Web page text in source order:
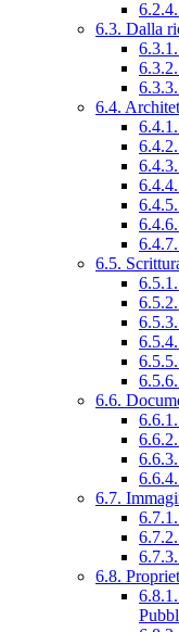
6.3. Dalla
6.4.
6.5.
6.6.
6.7.
6.8.